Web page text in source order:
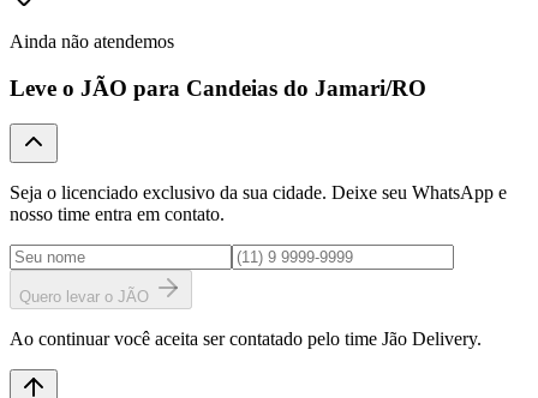
Ainda não atendemos
Leve o JÃO para Candeias do Jamari/RO
Seja o licenciado exclusivo da sua cidade. Deixe seu WhatsApp e
nosso time entra em contato.
Quero levar o JÃO
Ao continuar você aceita ser contatado pelo time Jão Delivery.